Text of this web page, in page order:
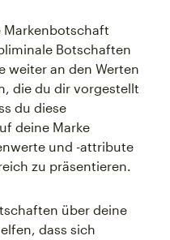
Markenbotschaft
Botschaften
weiter an den Werten
die du dir vorgestellt
du diese
deine Marke
und -attribute
zu präsentieren.
über deine
dass sich